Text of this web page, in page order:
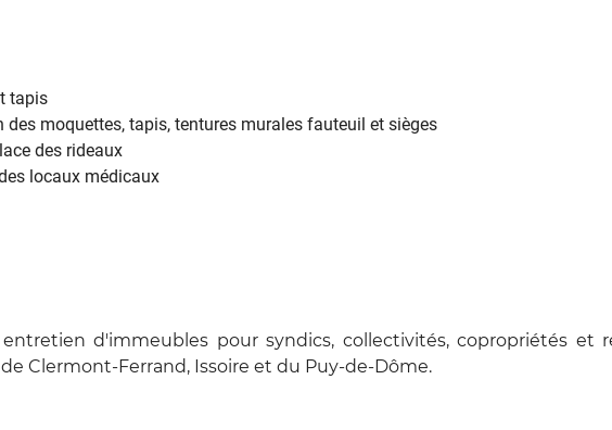
tapis
moquettes, tapis, tentures murales fauteuil et sièges
des rideaux
locaux médicaux
d'immeubles pour syndics, collectivités, copropriétés et
Clermont-Ferrand, Issoire et du Puy-de-Dôme.